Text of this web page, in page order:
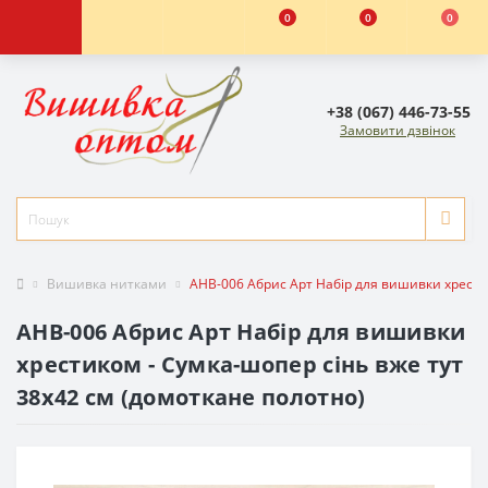
0 0 0
+38 (067) 446-73-55
Замовити дзвінок
Вишивка нитками AHB-006 Абрис Арт Набір для вишивки
AHB-006 Абрис Арт Набір для вишивки
хрестиком - Сумка-шопер сінь вже тут
38x42 см (домоткане полотно)